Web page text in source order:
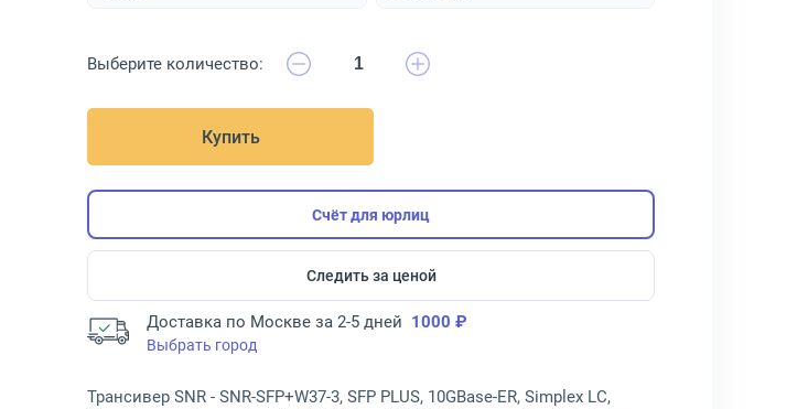
Выберите количество:
Купить
Счёт для юрлиц
Следить за ценой
Доставка по Москве за 2-5 дней 1000 ₽
Выбрать город
Трансивер SNR - SNR-SFP+W37-3, SFP PLUS, 10GBase-ER, Simplex LC,